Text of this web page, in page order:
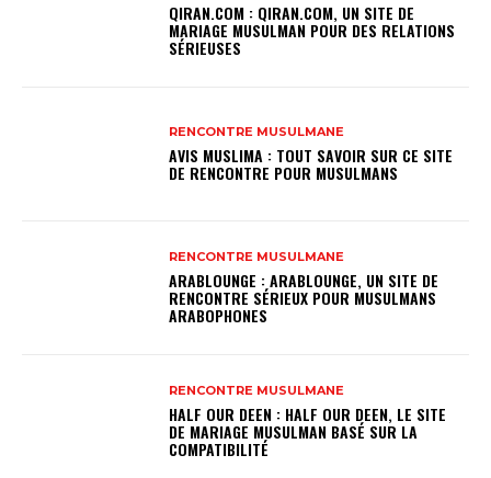
QIRAN.COM : QIRAN.COM, UN SITE DE
MARIAGE MUSULMAN POUR DES RELATIONS
SÉRIEUSES
RENCONTRE MUSULMANE
AVIS MUSLIMA : TOUT SAVOIR SUR CE SITE
DE RENCONTRE POUR MUSULMANS
RENCONTRE MUSULMANE
ARABLOUNGE : ARABLOUNGE, UN SITE DE
RENCONTRE SÉRIEUX POUR MUSULMANS
ARABOPHONES
RENCONTRE MUSULMANE
HALF OUR DEEN : HALF OUR DEEN, LE SITE
DE MARIAGE MUSULMAN BASÉ SUR LA
COMPATIBILITÉ